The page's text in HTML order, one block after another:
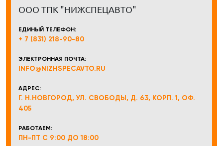
ООО ТПК "НИЖСПЕЦАВТО"
ЕДИНЫЙ ТЕЛЕФОН:
+ 7 (831) 218-90-80
ЭЛЕКТРОННАЯ ПОЧТА:
INFO@NIZHSPECAVTO.RU
АДРЕС:
Г. Н.НОВГОРОД, УЛ. СВОБОДЫ, Д. 63, КОРП. 1, ОФ.
405
РАБОТАЕМ:
ПН-ПТ С 9:00 ДО 18:00